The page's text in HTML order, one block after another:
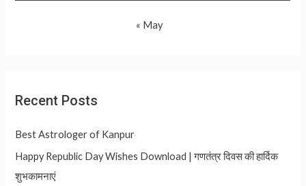
« May
Recent Posts
Best Astrologer of Kanpur
Happy Republic Day Wishes Download | गणतंत्र दिवस की हार्दिक
शुभकामनाएं